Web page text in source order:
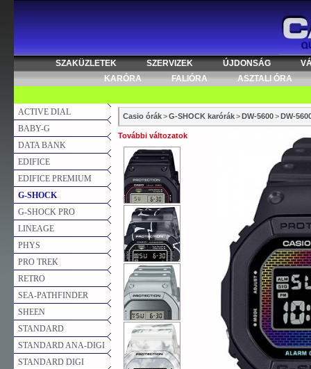
SZAKÜZLETEK SZERVIZEK ÚJDONSÁG
KARÓRA
FALIÓRA ASZTALI ÓRA
ACTIVE DIAL
BABY-G
DATA BANK
EDIFICE
EDIFICE PREMIUM
G-SHOCK
G-SHOCK PRO
LINEAGE
PHYS
PRO TREK
RETRO
SEA-PATHFINDER
SHEEN
STANDARD
STANDARD ANA-DIGI
STANDARD DIGI
Casio órák>G-SHOCK karórák>DW-5600>DW-
További változatok